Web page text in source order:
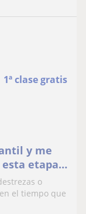
1ª clase gratis
y me
etapa,
primeros
Me
paciente y
o
el tiempo que